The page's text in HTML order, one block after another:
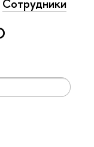
Сотрудники